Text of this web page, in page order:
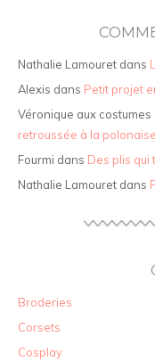
Nathalie Lamouret dans
Alexis dans Petit projet
Véronique aux
retroussée à la
Fourmi dans Des plis qui
Nathalie Lamouret dans
Broderies
Corsets
Cosplay